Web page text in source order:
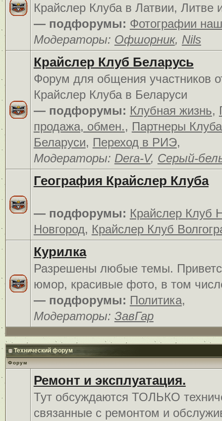
Крайслер Клуба в Латвии, Литве
— подфорумы: Фотографии
Модераторы: Офшорник, Nils
Крайслер Клуб Беларусь
Форум для общения участников
Крайслер Клуба в Беларуси
— подфорумы: Клубная жизнь,
продажа, обмен., Партнеры
Беларуси, Переход в РИЭ,
Модераторы: Dera-V, Серый-
География Крайслер Клуба
— подфорумы: Крайслер Клуб
Новгород, Крайслер Клуб
Курилка
Разрешены любые темы.
юмор, красивые фото, в том
— подфорумы: Политика,
Модераторы: ЗавГар
Технический форум
Форум
Ремонт и эксплуатация.
Тут обсуждаются ТОЛЬКО
связанные с ремонтом и